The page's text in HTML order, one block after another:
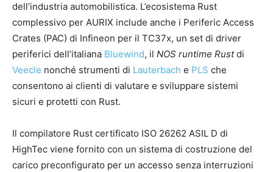
dell’industria automobilistica. L’ecosistema Rust
complessivo per AURIX include anche i Periferic Access
Crates (PAC) di Infineon per il TC37x, un set di driver
periferici dell’italiana Bluewind, il NOS runtime Rustdi
Veecle nonché strumenti di Lauterbach e PLS che
consentono ai clienti di valutare e sviluppare sistemi
sicuri e protetti con Rust.
Il compilatore Rust certificato ISO 26262 ASIL D di
HighTec viene fornito con un sistema di costruzione del
carico preconfigurato per un accesso senza interruzioni